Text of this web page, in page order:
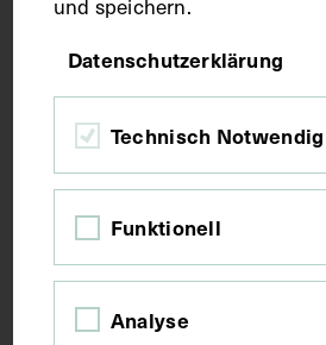
Maße
Bildmaß inkl. Untergrund 31,5 x
Kurzbeschreibung
Ausschnitt aus: Gedenktage
Naturforscher im Jahre 1933. Der
Ausschnitt erinnert an die
und speichern.
Datenschutzerklärung
Technisch Notwendig
Funktionell
Analyse